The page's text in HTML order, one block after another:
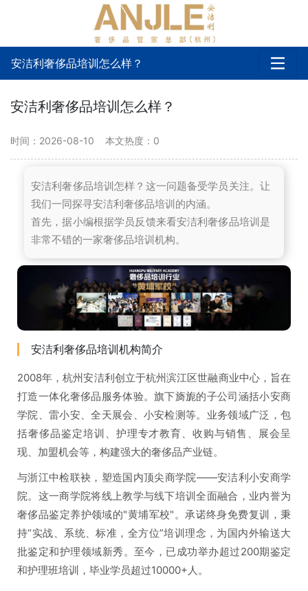
安洁利奢侈品培训怎么样？
安洁利奢侈品培训怎么样？
时间：2026-08-10 本文热度： 0
安洁利奢侈品培训怎样？这一问题备受学员关注。让
我们一同探寻安洁利奢侈品培训的内涵。
首先，据小编根据学员反馈来看安洁利奢侈品培训是
非常不错的一家奢侈品培训机构。
安洁利奢侈品培训机构简介
2008年，杭州安洁利创立于杭州滨江区世融商业中心，旨在
打造一体化奢侈品服务体验。旗下旖旎的子公司涵括小安商
学院、雷小安、全天展会、小安检测等。业务领域广泛，包
括奢侈品鉴定培训、护理专才教育、收购与销售、展会呈
现、加盟机会等，构建强大的奢侈品产业链。
与浙江中检联袂，塑造国内顶尖商学院——安洁利小安商学
院。这一商学院将线上教学与线下培训全面融合，业内誉为
奢侈品鉴定养护领域的"黄埔军校"。承诺终身免费复训，秉
持“实战、系统、标准，全方位”培训理念，为国内外输送大
批鉴定和护理领域新秀。至今，已成功举办超过200期鉴定
和护理班培训，毕业学员超过10000+人。